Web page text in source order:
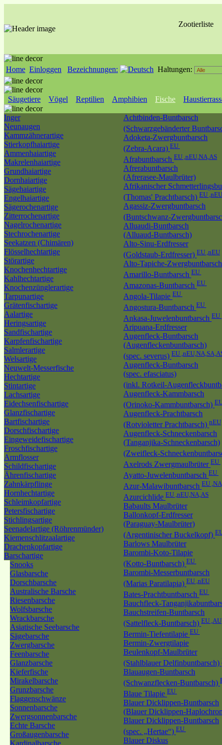
Zootierliste
Home Einloggen Bezeichnungen: Haltungen:
Säugetiere Vögel Reptilien Amphibien Fische
Inger
Neunaugen
Kammzähnerartige
Stierkopfhaiartige
Ammenhaiartige
Makrelenhaiartige
Grundhaiartige
Dornhaiartige
Sägehaiartige
Engelhaiartige
Sägerochenartige
Zitterrochenartige
Nagelrochenartige
Stechrochenartige
Seekatzen (Chimären)
Flösselhechtartige
Störartige
Knochenhechtartige
Kahlhechtartige
Knochenzünglerartige
Tarpunartige
Grätenfischartige
Aalartige
Heringsartige
Sandfischartige
Karpfenfischartige
Salmlerartige
Welsartige
Neuwelt-Messerfische
Hechtartige
Stintartige
Lachsartige
Eidechsenfischartige
Glanzfischartige
Bartfischartige
Dorschfischartige
Eingeweidefischartige
Froschfischartige
Armflosser
Schildfischartige
Ährenfischartige
Zahnkärpflinge
Hornhechtartige
Schleimkopfartige
Petersfischartige
Stichlingsartige
Seenadelartige (Röhrenmünder)
Kiemenschlitzaalartige
Drachenkopfartige
Barschartige
Snooks
Glasbarsche
Dorschbarsche
Australische Barsche
Riesenbarsche
Wolfsbarsche
Wrackbarsche
Asiatische Seebarsche
Sägebarsche
Zwergbarsche
Feenbarsche
Glanzbarsche
Kieferfische
Mirakelbarsche
Grunzbarsche
Flaggenschwänze
Sonnenbarsche
Zwergsonnenbarsche
Echte Barsche
Großaugenbarsche
Kardinalbarsche
Achtbinden-Buntbarsch
(Schwarzgebänderter
Adoketa-Zwergbuntbarsch
(Zebra-Acara) EU
Afrabuntbarsch EU ,nEU,NA,AS
Afrerabuntbarsch
(Afrerasee-Maulbrüter)
Afrikanischer
(Thomas' Prachtbarsch) EU
Agassiz-Zwergbuntbarsch
(Buntschwanz-
Alluaudi-Buntbarsch
(Alluaud-Buntbarsch)
Alto-Sinu-Erdfresser
(Goldstaub-Erdfresser) EU ,nEU
Alto-Tapiche-Zwergbuntbarsch
Amarillo-Buntbarsch EU
Amazonas-Buntbarsch EU
Angola-Tilapie EU
Angostura-Buntbarsch EU
Ankasa-Juwelenbuntbarsch EU
Aripuana-Erdfresser
Augenfleck-Buntbarsch
(Augenfleckenbuntbarsch)
(spec. severus) EU
Augenfleck-Buntbarsch
(spec. efasciatus)
(inkl. Rotkeil-
Augenfleck-Kammbarsch
(Orinoko-Kammbuntbarsch)
Augenfleck-Prachtbarsch
(Rotvioletter Prachtbarsch) nEU
Augenfleck-Schneckenbarsch
(Tanganjika-Schneckenbarsch)
(Zweifleck-
Axelrods Zwergmaulbrüter EU
Ayatto-Juwelenbuntbarsch EU
Azur-Malawibuntbarsch EU
Azurcichlide EU ,nEU,NA,AS
Babaults Maulbrüter
Ballonkopf-Erdfresser
(Paraguay-Maulbrüter)
(Argentinischer Buckelkopf)
Barlows Maulbrüter
Barombi-Koto-Tilapie
(Kotto-Buntbarsch) EU
Barombi-Messerbuntbarsch
(Marias Paratilapia) EU ,nEU
Bates-Prachtbuntbarsch EU
Bauchfleck-
Bauchstreifen-Buntbarsch
(Sattelfleck-Buntbarsch) EU ,AU
Bermin-Tiefentilapie EU
Bermin-Zwergtilapie
Beulenkopf-Maulbrüter
(Stahlblauer Delfinbuntbarsch)
Blauaugen-Buntbarsch
(Schwanzflecken-Buntbarsch)
Blaue Tilapie EU
Blauer Dicklippen-Buntbarsch
(Blauer Dicklippen-
Blauer Dicklippen-Buntbarsch
(spec. „Hertae“) EU
Blauer Diskus